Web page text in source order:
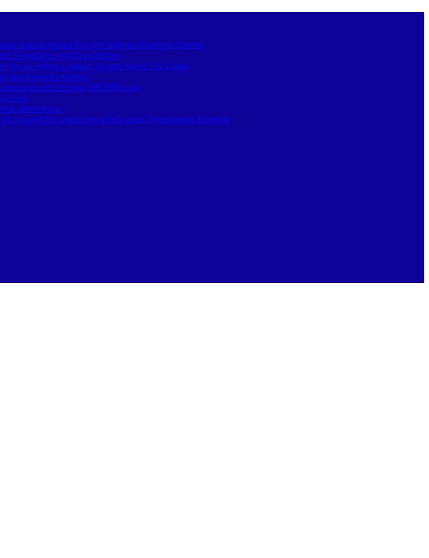
Δύο μοναδικά live στο Alkyon Hotel στη Σκιάθο
Τουρισμού του Πριγκιπάτου
σε σούπερ μάρκετ & χαιρετούσε τον κόσμο
συγκινεί πιστούς
κοράλλια αξίας 800.000 ευρώ
& απαντήσεις»
δεν μπορεί να μείνει χωρίς Ογκολογική Κλινική»